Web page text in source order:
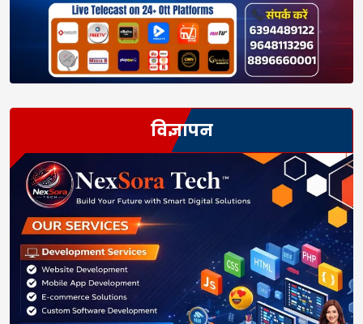
विज्ञापन